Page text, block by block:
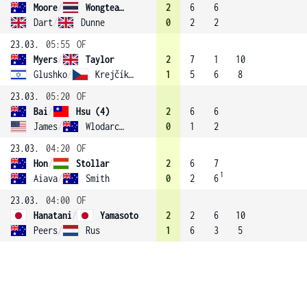
Moore/
Wongteanchai (1)
Dart/ Dunne
2
0
6
2
6
2
23.03.
05:55 OF
Myers/
Taylor
Glushko/ Krejčíková (2)
2
1
7
5
1
6
10
8
23.03.
05:20 OF
Bai/
Hsu (4)
James/ Wlodarczak
2
0
6
1
6
2
23.03.
04:20 OF
Hon/
Stollar
Aiava/ Smith
2
0
6
2
7
6 1
23.03. 04:00 OF
Hanatani/
Yamasoto
Peers/ Rus
2
1
2
6
6
3
10
5